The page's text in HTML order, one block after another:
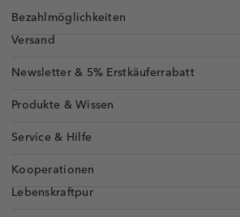
Produkte & Wissen
Service & Hilfe
Kooperationen
Lebenskraftpur
Bezahlmöglichkeiten
Versand
Newsletter & 5% Erstkäuferrabatt